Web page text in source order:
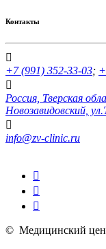
Контакты
+7 (991) 352-33-03;
Россия, Тверская
Новозавидовский,
info@zv-clinic.ru
© Медицинский